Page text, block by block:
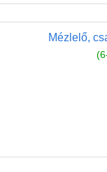
Mézlelő,
Kerti
Kreatív játék
Logikai